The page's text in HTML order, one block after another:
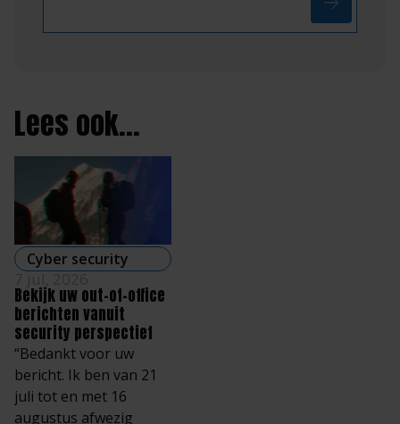
Lees ook...
Cyber security
Bekijk uw out-of-office
berichten vanuit
security perspectief
“Bedankt voor uw
bericht. Ik ben van 21
juli tot en met 16
augustus afwezig